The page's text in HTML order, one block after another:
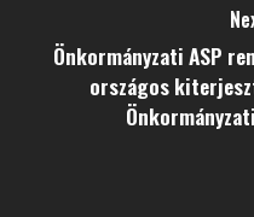
Önkormányzati ASP
országos